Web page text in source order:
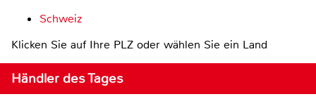
Schweiz
Klicken Sie auf Ihre PLZ oder wählen Sie ein Land
Händler des Tages